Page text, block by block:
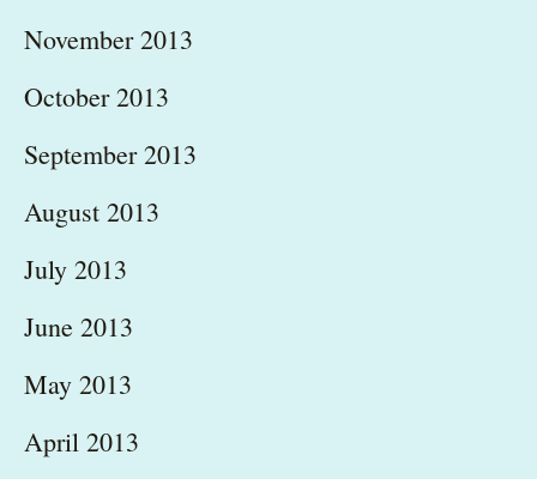
November 2013
October 2013
September 2013
August 2013
July 2013
June 2013
May 2013
April 2013